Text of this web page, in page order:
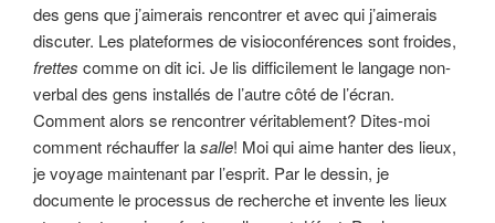
des gens que j’aimerais rencontrer et avec qui j’aimerais
discuter. Les plateformes de visioconférences sont froides,
frettes comme on dit ici. Je lis difficilement le langage non-
verbal des gens installés de l’autre côté de l’écran.
Comment alors se rencontrer véritablement? Dites-moi
comment réchauffer lasalle! Moi qui aime hanter des lieux,
je voyage maintenant par l’esprit. Par le dessin, je
documente le processus de recherche et invente les lieux